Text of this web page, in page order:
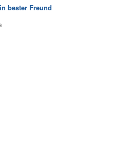
bester Freund